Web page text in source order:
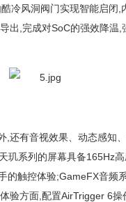
冷风洞阀门实现智能启闭,
出,完成对SoC的强效降温,
,还有音视效果、动态感知
系列的屏幕具备165Hz高
的触控体验;GameFX音频
验方面,配置AirTrigger 6